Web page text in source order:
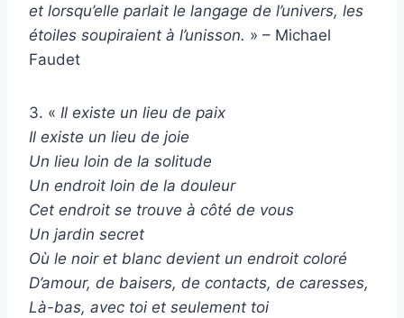
et lorsqu’elle parlait le langage de l’univers, les
étoiles soupiraient à l’unisson. » – Michael
Faudet
3. « Il existe un lieu de paix
Il existe un lieu de joie
Un lieu loin de la solitude
Un endroit loin de la douleur
Cet endroit se trouve à côté de vous
Un jardin secret
Où le noir et blanc devient un endroit coloré
D’amour, de baisers, de contacts, de caresses,
Là-bas, avec toi et seulement toi